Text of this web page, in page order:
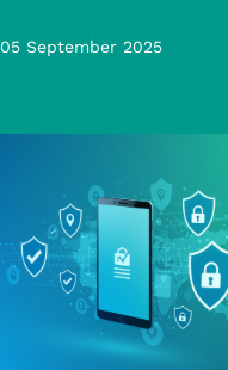
05 September 2025